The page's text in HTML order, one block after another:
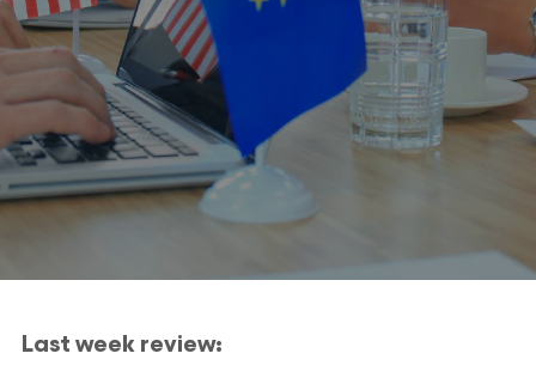
Last week review: